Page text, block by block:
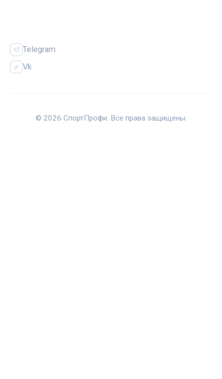
Telegram
Vk
© 2026 СпортПрофи. Все права защищены.